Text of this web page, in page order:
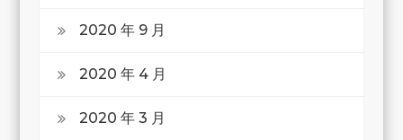
2020 年 9 月
2020 年 4 月
2020 年 3 月